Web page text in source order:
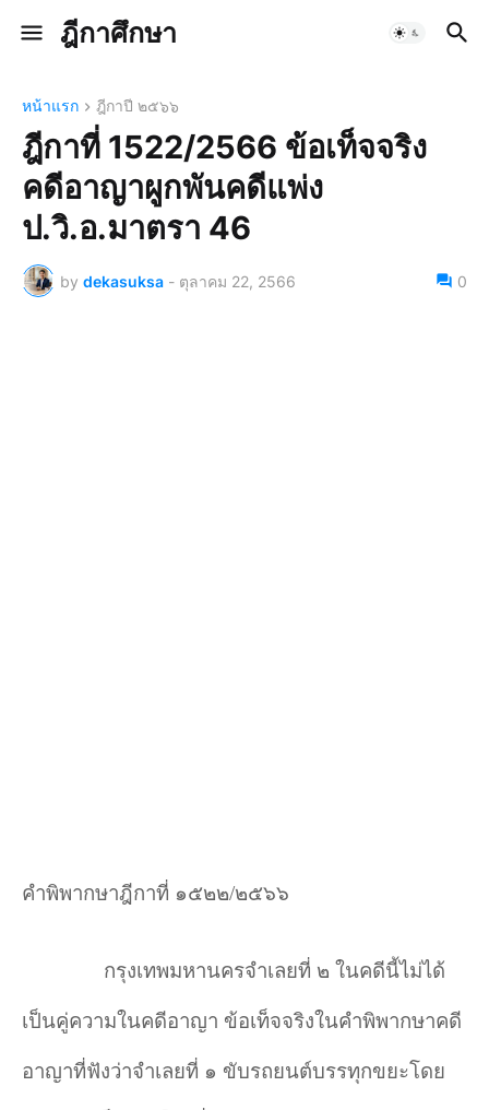
ฎีกาศึกษา
หน้าแรก ฎีกาปี ๒๕๖๖
ฎีกาที่ 1522/2566 ข้อเท็จจริง
คดีอาญาผูกพันคดีแพ่ง
ป.วิ.อ.มาตรา 46
by dekasuksa - ตุลาคม 22, 2566 0
คําพิพากษาฎีกาที่ ๑๕๒๒/๒๕๖๖
กรุงเทพมหานครจําเลยที่ ๒ ในคดีนี้ไม่ได้
เป็นคู่ความในคดีอาญา ข้อเท็จจริงในคําพิพากษาคดี
อาญาที่ฟังว่าจําเลยที่ ๑ ขับรถยนต์บรรทุกขยะโดย